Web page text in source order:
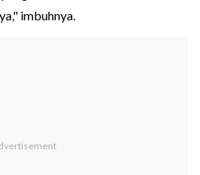
imbuhnya.